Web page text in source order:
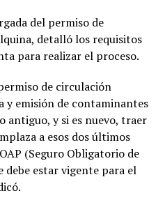
del permiso de
detalló los requisitos
para realizar el proceso.
de circulación
y emisión de contaminantes
antiguo, y si es nuevo, traer
a esos dos últimos
(Seguro Obligatorio de
debe estar vigente para el